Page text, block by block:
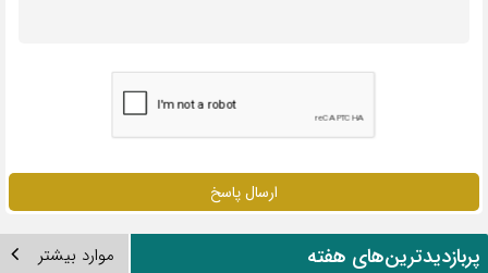
ارسال پاسخ
هفته موارد بیشتر